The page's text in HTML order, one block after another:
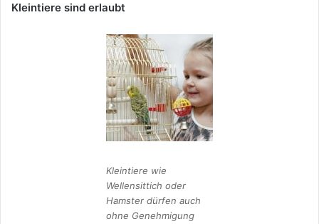
Kleintiere sind erlaubt
Kleintiere wie
Wellensittich oder
Hamster dürfen auch
ohne Genehmigung